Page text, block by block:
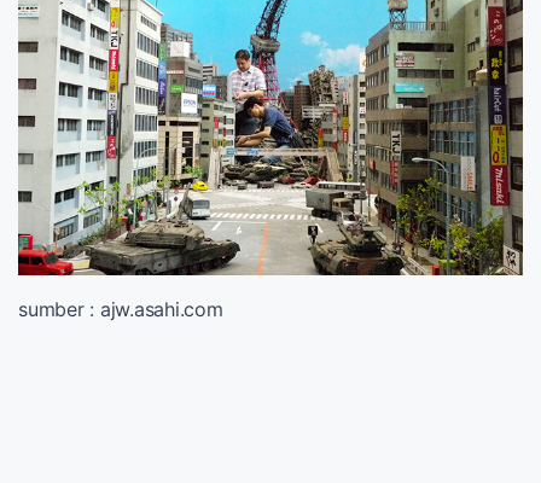
sumber : ajw.asahi.com